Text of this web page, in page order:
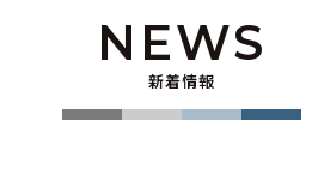
NEWS
新着情報